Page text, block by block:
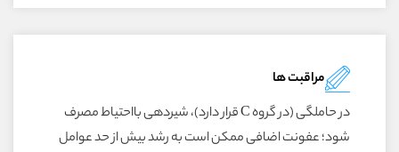
مراقبت ها
در حاملگى (در گروه C قرار دارد)، شيردهى بااحتياط مصرف
شود؛ عفونت اضافى ممکن است به رشد بيش از حد عوامل